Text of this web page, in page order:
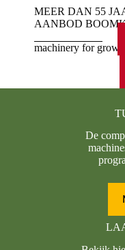
MEER DAN 55
AANBOD
machinery for
De